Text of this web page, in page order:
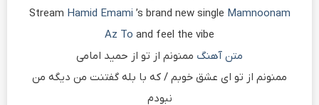
Stream Hamid Emami ’s brand new single Mamnoonam
Az To and feel the vibe
متن آهنگ ممنونم از تو از حمید امامی
ممنونم از تو ای عشق خوبم / که با بله گفتنت من دیگه من
نبودم